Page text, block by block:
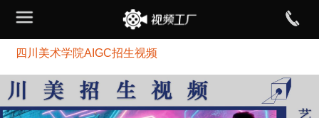
四川美术学院AIGC招生视频